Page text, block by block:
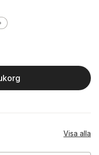
Visa alla